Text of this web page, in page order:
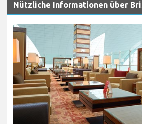
Nützliche Informationen über